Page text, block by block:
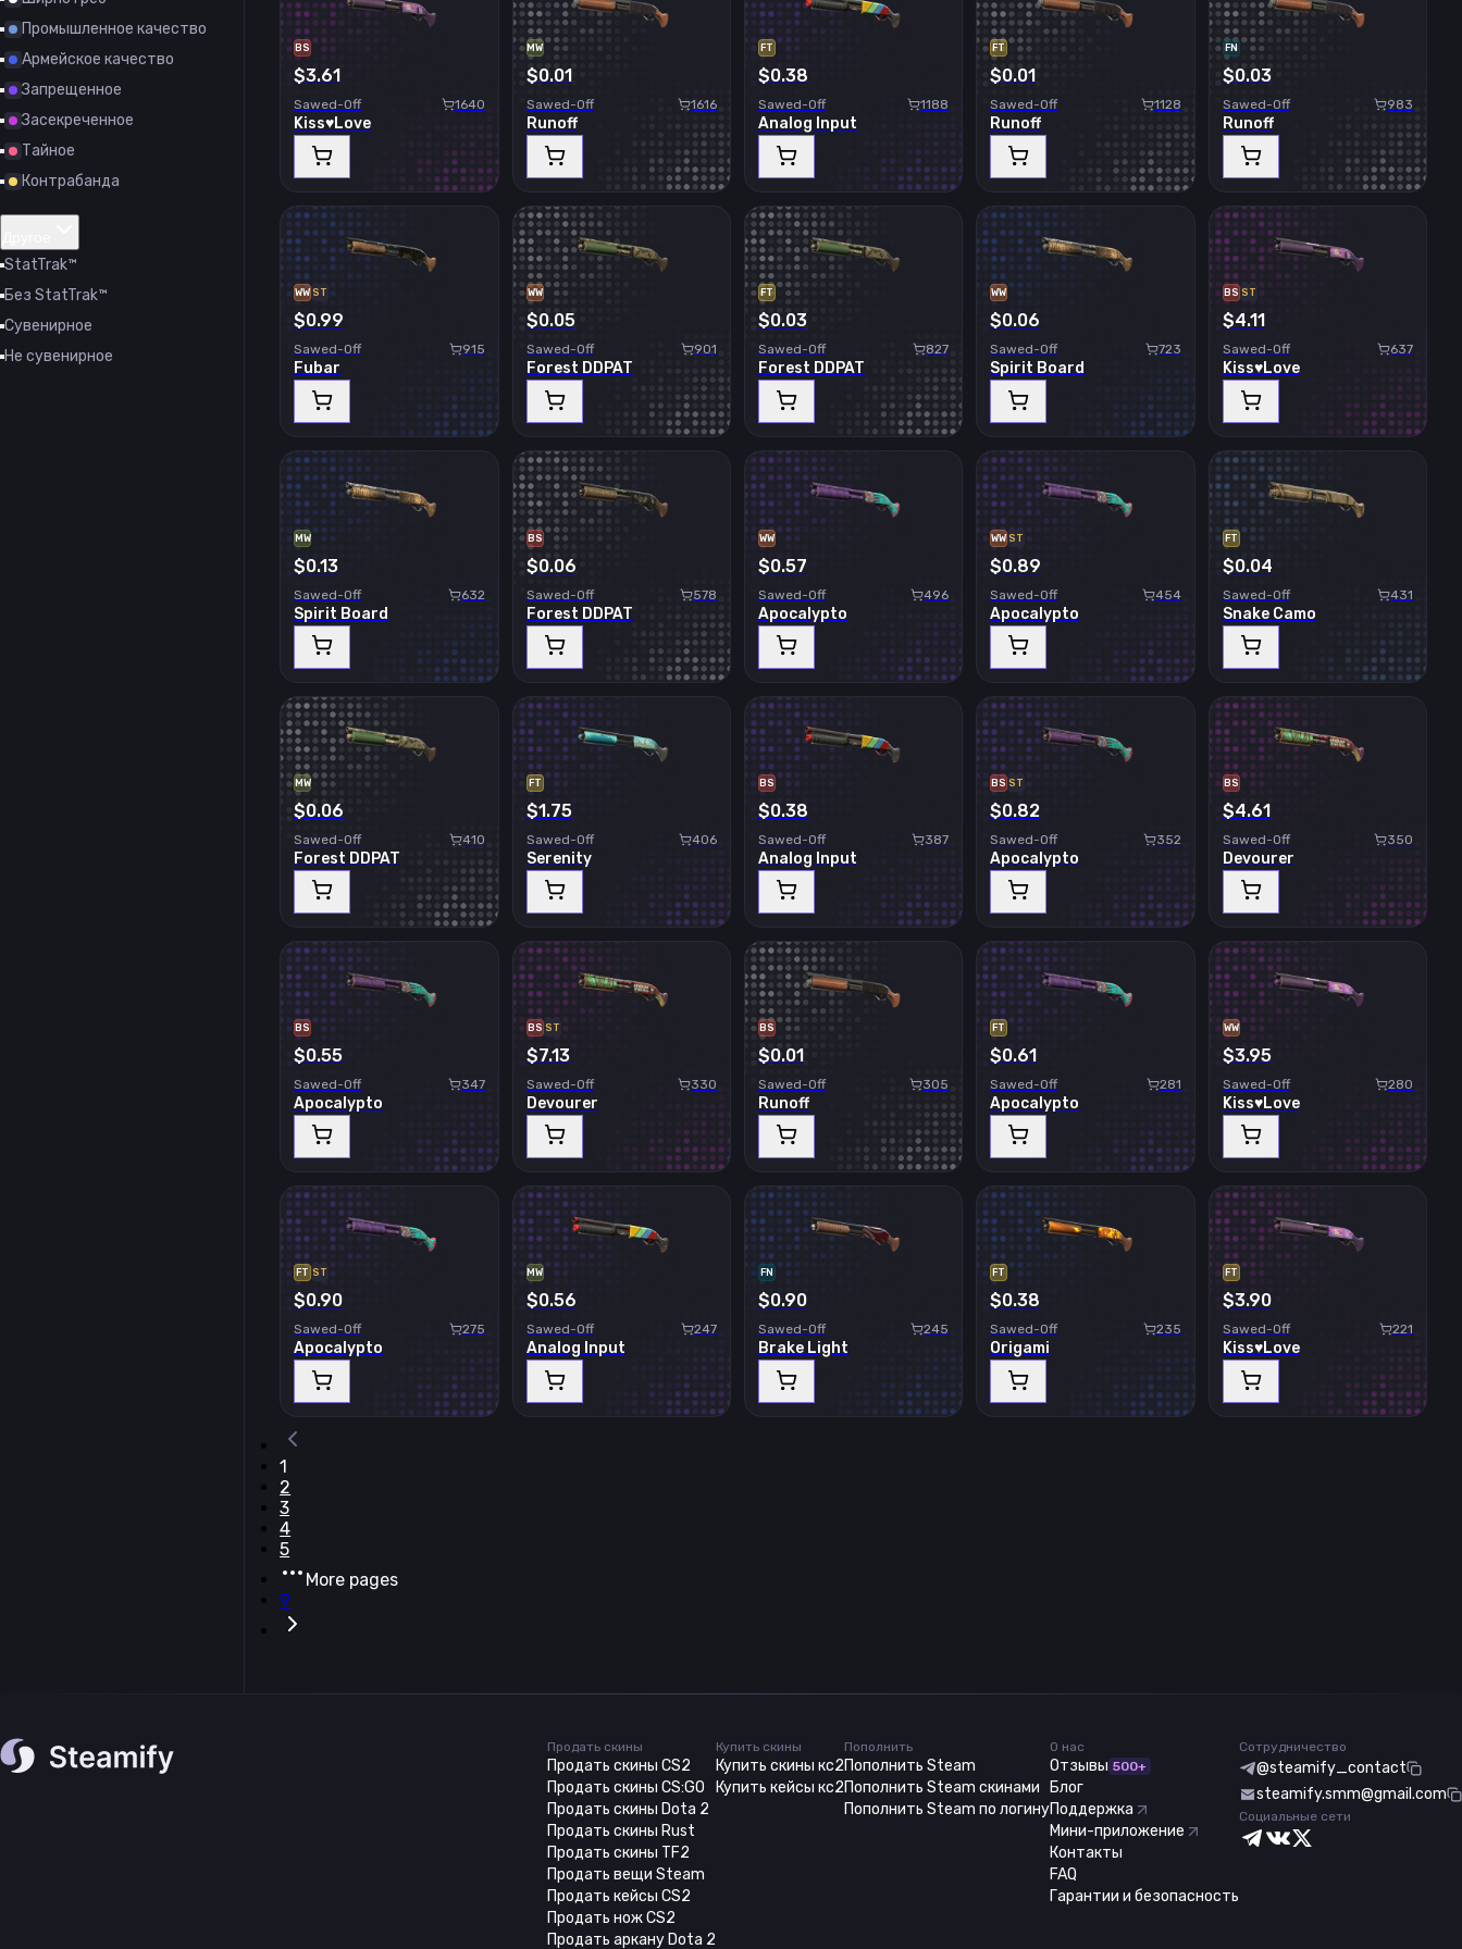
Промышленное качество
Армейское качество
Запрещенное
Засекреченное
Тайное
Контрабанда
StatTrak™
Без StatTrak™
Сувенирное
Не сувенирное
BS
$3.61
Sawed-Off 1640
Kiss♥Love
MW
$0.01
Sawed-Off 1616
Runoff
FT
$0.38
Sawed-Off 1188
Analog Input
FT
$0.01
Sawed-Off 1128
Runoff
FN
$0.03
Sawed-Off 983
Runoff
WW ST
$0.99
Sawed-Off 915
Fubar
WW
$0.05
Sawed-Off 901
Forest DDPAT
FT
$0.03
Sawed-Off 827
Forest DDPAT
WW
$0.06
Sawed-Off 723
Spirit Board
BS ST
$4.11
Sawed-Off 637
Kiss♥Love
MW
$0.13
Sawed-Off 632
Spirit Board
BS
$0.06
Sawed-Off 578
Forest DDPAT
WW
$0.57
Sawed-Off 496
Apocalypto
WW ST
$0.89
Sawed-Off 454
Apocalypto
FT
$0.04
Sawed-Off 431
Snake Camo
MW
$0.06
Sawed-Off 410
Forest DDPAT
FT
$1.75
Sawed-Off 406
Serenity
BS
$0.38
Sawed-Off 387
Analog Input
BS ST
$0.82
Sawed-Off 352
Apocalypto
BS
$4.61
Sawed-Off 350
Devourer
BS
$0.55
Sawed-Off 347
Apocalypto
BS ST
$7.13
Sawed-Off 330
Devourer
BS
$0.01
Sawed-Off 305
Runoff
FT
$0.61
Sawed-Off 281
Apocalypto
WW
$3.95
Sawed-Off 280
Kiss♥Love
FT ST
$0.90
Sawed-Off 275
Apocalypto
MW
$0.56
Sawed-Off 247
Analog Input
FN
$0.90
Sawed-Off 245
Brake Light
FT
$0.38
Sawed-Off 235
Origami
FT
$3.90
Sawed-Off 221
Kiss♥Love
1
2
3
4
5
More pages
9
Продать скины
Продать скины CS2
Продать скины CS:GO
Продать скины Dota 2
Продать скины Rust
Продать скины TF2
Продать вещи Steam
Продать кейсы CS2
Продать нож CS2
Продать аркану Dota 2
Купить скины
Купить скины кс2
Купить кейсы кс2
Пополнить
Пополнить Steam
Пополнить Steam скинами
Пополнить Steam по логину
О нас
Отзывы 500+
Блог
Поддержка
Мини-приложение
Контакты
FAQ
Гарантии и безопасность
Сотрудничество
@steamify_contact
steamify.smm@gmail.com
Социальные сети